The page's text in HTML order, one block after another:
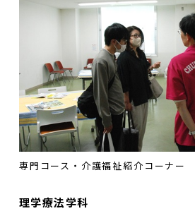
専門コース・介護福祉紹介コーナー
理学療法学科